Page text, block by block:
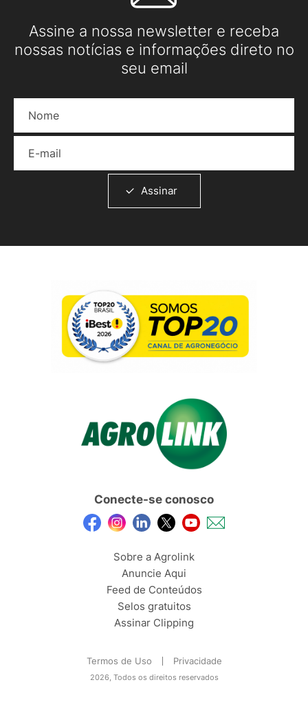
Assine a nossa newsletter e receba
nossas notícias e informações direto no
seu email
Assinar
Conecte-se conosco
Sobre a Agrolink
Anuncie Aqui
Feed de Conteúdos
Selos gratuitos
Assinar Clipping
Termos de Uso Privacidade
2026, Todos os direitos reservados